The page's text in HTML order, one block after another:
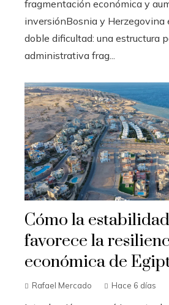
fragmentación económica y
inversiónBosnia y Herzegovina
doble dificultad: una estructura
administrativa frag...
Cómo la
favorece la
económica de
Rafael Mercado Hace 6 días